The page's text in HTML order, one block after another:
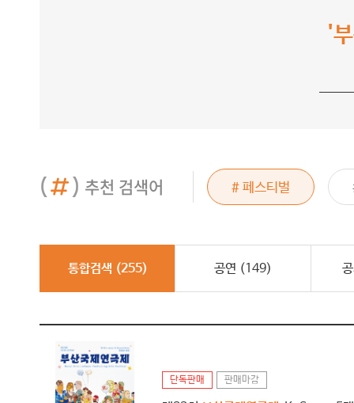
'
추천 검색어
곤포니 # 페스티벌 # 그래이공
통합검색 (255) 공연 (149)
단독판매 판매마감